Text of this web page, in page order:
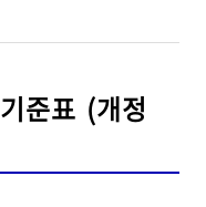
기준표 (개정